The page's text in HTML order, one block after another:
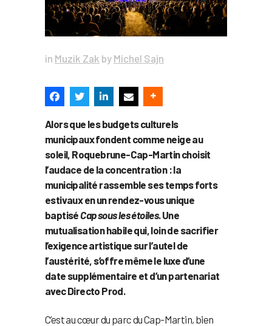
in Muzik Zak by Michel Sajn
Alors que les budgets culturels
municipaux fondent comme neige au
soleil, Roquebrune-Cap-Martin choisit
l’audace de la concentration : la
municipalité rassemble ses temps forts
estivaux en un rendez-vous unique
baptisé Cap sous les étoiles. Une
mutualisation habile qui, loin de sacrifier
l’exigence artistique sur l’autel de
l’austérité, s’offre même le luxe d’une
date supplémentaire et d’un partenariat
avec Directo Prod.
C’est au cœur du parc du Cap-Martin, bien